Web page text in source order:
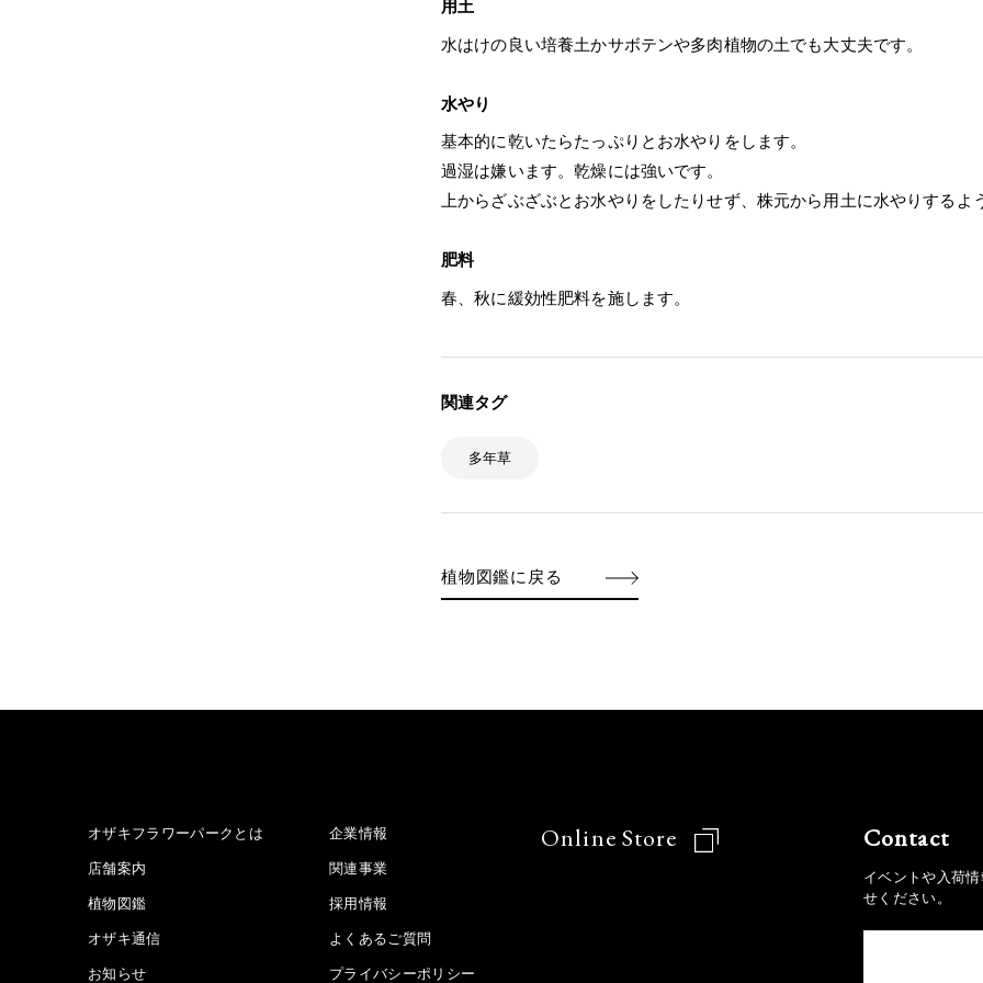
用土
水はけの良い培養土かサボテンや多肉植物の土でも大丈夫です。
水やり
基本的に乾いたらたっぷりとお水やりをします。
過湿は嫌います。乾燥には強いです。
上からざぶざぶとお水やりをしたりせず、株元から用土に水やりするよ
肥料
春、秋に緩効性肥料を施します。
関連タグ
多年草
植物図鑑に戻る
オザキフラワーパークとは
店舗案内
植物図鑑
オザキ通信
お知らせ
企業情報
関連事業
採用情報
よくあるご質問
プライバシーポリシー
Online Store Contact
イベントや入荷
せください。